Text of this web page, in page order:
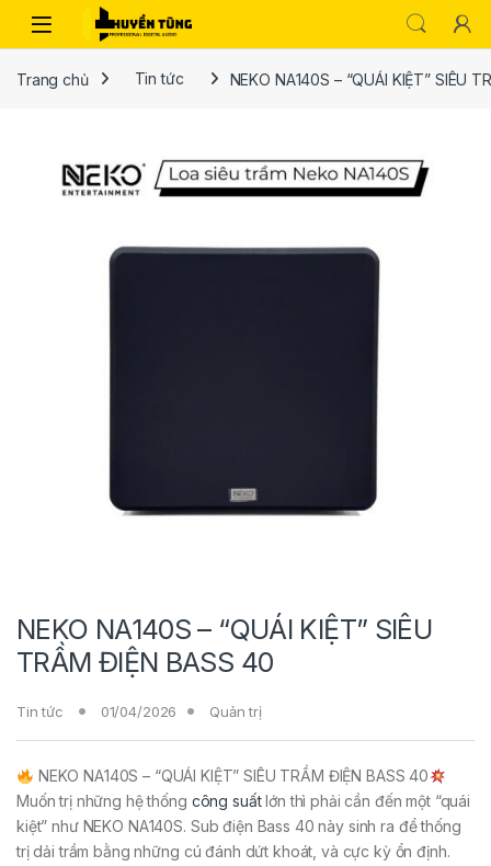
Trang chủ Tin tức NEKO NA140S – “QUÁI KIỆT” SIÊU
NEKO NA140S – “QUÁI KIỆT” SIÊU
TRẦM ĐIỆN BASS 40
Tin tức 01/04/2026 Quản trị
NEKO NA140S – “QUÁI KIỆT” SIÊU TRẦM ĐIỆN BASS 40
Muốn trị những hệ thống công suấtlớn thì phải cần đến một “quái
kiệt” như NEKO NA140S. Sub điện Bass 40 này sinh ra để thống
trị dải trầm bằng những cú đánh dứt khoát, và cực kỳ ổn định.